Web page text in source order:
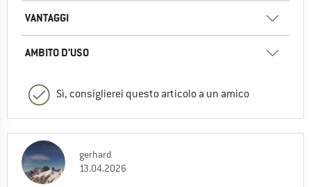
VANTAGGI
AMBITO D’USO
Sì, consiglierei questo articolo a un amico
gerhard
13.04.2026